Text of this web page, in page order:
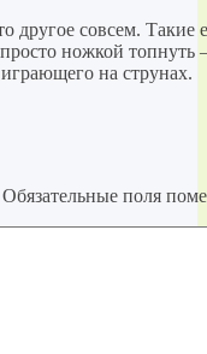
другое совсем.
ножкой
на струнах.
Обязательные поля